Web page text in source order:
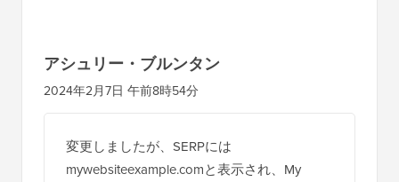
の
イ
ン
アシュリー・ブルンタン
2024年2月7日 午前8時54分
変更しましたが、SERPには
mywebsiteexample.comと表示され、My